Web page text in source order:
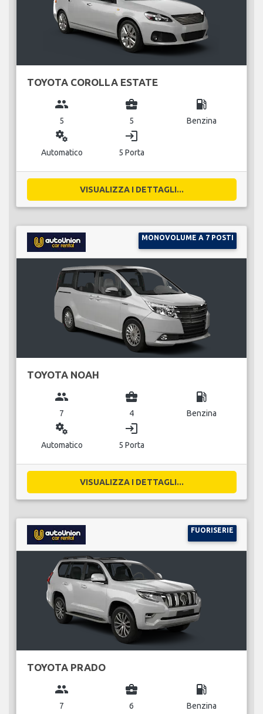
TOYOTA COROLLA ESTATE
group
5
business_center
5
local_gas_station
Benzina
miscellaneous_services
Automatico
login
5 Porta
VISUALIZZA I DETTAGLI...
MONOVOLUME A 7 POSTI
TOYOTA NOAH
group
7
business_center
4
local_gas_station
Benzina
miscellaneous_services
Automatico
login
5 Porta
VISUALIZZA I DETTAGLI...
FUORISERIE
TOYOTA PRADO
group
7
business_center
6
local_gas_station
Benzina